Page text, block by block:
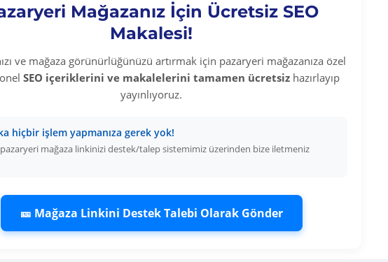
Mağazanız İçin Ücretsiz SEO
Makalesi!
ve mağaza görünürlüğünüzü artırmak için pazaryeri mağazanıza özel
SEO içeriklerini ve makalelerini tamamen ücretsiz hazırlayıp
yayınlıyoruz.
hiçbir işlem yapmanıza gerek yok!
pazaryeri mağaza linkinizi destek/talep sistemimiz üzerinden bize iletmeniz
🎫 Mağaza Linkini Destek Talebi Olarak Gönder